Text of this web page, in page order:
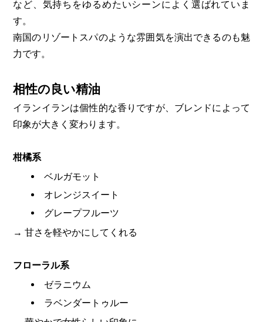
など、気持ちをゆるめたいシーンによく選ばれていま
す。
南国のリゾートスパのような雰囲気を演出できるのも魅
力です。
相性の良い精油
イランイランは個性的な香りですが、ブレンドによって
印象が大きく変わります。
柑橘系
ベルガモット
オレンジスイート
グレープフルーツ
→ 甘さを軽やかにしてくれる
フローラル系
ゼラニウム
ラベンダートゥルー